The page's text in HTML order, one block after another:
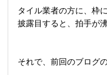
タイル業者の方に、枠
披露目すると、拍手が
それで、前回のブログ